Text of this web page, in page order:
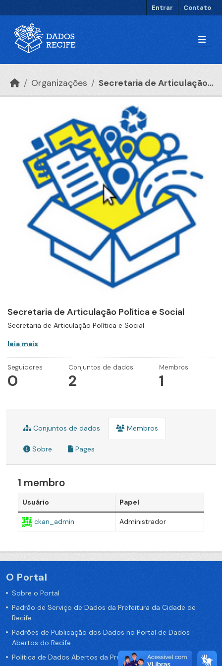
Entrar Contato
Organizações Secretaria de Articulação...
Secretaria de Articulação Política e Social
Secretaria de Articulação Política e Social
leia mais
Seguidores
0
Conjuntos de dados
2
Membros
1
Conjuntos de dados Membros
Sobre Pages
1 membro
Usuário Papel
ckan_admin Administrador
O Portal
Sobre o Portal
Padrão de Serviço de Dados da Prefeitura da Cidade de
Recife
Padrões de Publicação dos Dados no Portal de Dados
Abertos do Recife
Política de Dados Abertos da Prefeitura do Recife